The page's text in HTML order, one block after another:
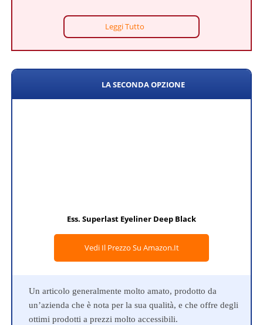
Leggi Tutto
LA SECONDA OPZIONE
Ess. Superlast Eyeliner Deep Black
Vedi Il Prezzo Su Amazon.it
Un articolo generalmente molto amato, prodotto da
un’azienda che è nota per la sua qualità, e che offre degli
ottimi prodotti a prezzi molto accessibili.